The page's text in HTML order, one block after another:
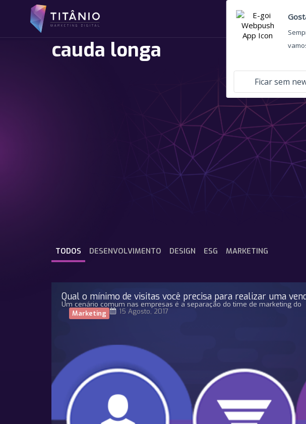
cauda longa
DESENVOLVIMENTO DESIGN ESG MARKETING
TODOS
Qual o mínimo de visitas você precisa para realizar uma
Um cenário comum nas empresas é a separação do time de marketing do
Marketing
15 Agosto, 2017